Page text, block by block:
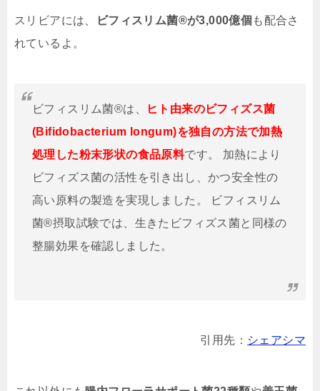
スリビアには、 ビフィスリム菌®が3,000億個 も配合さ
れているよ。
ビフィスリム菌®は、
ヒト由来のビフィズス菌
(Bifidobacterium longum)を独自の方法で加熱
処理した粉末形状の食品原料です。 加熱により
ビフィズス菌の活性を引き出し、かつ安全性の
高い原料の製造を実現しました。 ビフィスリム
菌®摂取試験では、生きたビフィズス菌と同様の
整腸効果を確認しました。
引用先： シェアシマ